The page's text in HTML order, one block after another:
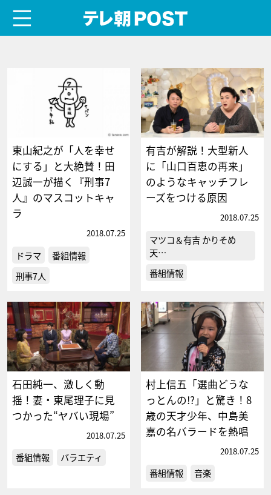
東山紀之が「人を幸せ
にする」と大絶賛！田
辺誠一が描く『刑事7
人』のマスコットキャ
ラ
2018.07.25
ドラマ
番組情報
刑事7人
有吉が解説！大型新人
に「山口百恵の再来」
のようなキャッチフレ
ーズをつける原因
2018.07.25
マツコ＆有吉 かりそめ
天…
番組情報
石田純一、激しく動
揺！妻・東尾理子に見
つかった“ヤバい現場”
2018.07.25
番組情報 バラエティ
村上信五「選曲どうな
っとんの!?」と驚き！8
歳の天才少年、中島美
嘉の名バラードを熱唱
2018.07.25
番組情報 音楽